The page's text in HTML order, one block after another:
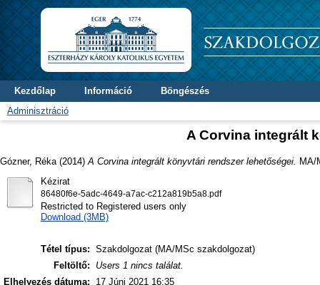
Kezdőlap Információ
Böngészés
Adminisztráció
A Corvina integrált
Gózner, Réka (2014) A Corvina integrált könyvtári rendszer lehetőségei.
MA/
Kézirat
86480f6e-5adc-4649-a7ac-c212a819b5a8.pdf
Restricted to Registered users only
Download (3MB)
Tétel típus: Szakdolgozat (MA/MSc szakdolgozat)
Feltöltő:
Users 1 nincs találat.
Elhelyezés dátuma:
17 Júni 2021 16:35